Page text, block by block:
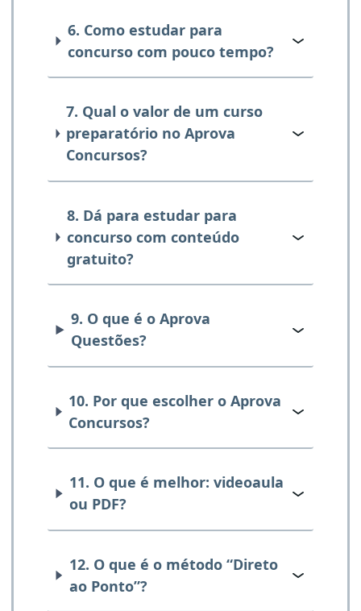
6. Como estudar para
concurso com pouco tempo?
7. Qual o valor de um curso
preparatório no Aprova
Concursos?
8. Dá para estudar para
concurso com conteúdo
gratuito?
9. O que é o Aprova
Questões?
10. Por que escolher o Aprova
Concursos?
11. O que é melhor: videoaula
ou PDF?
12. O que é o método “Direto
ao Ponto”?